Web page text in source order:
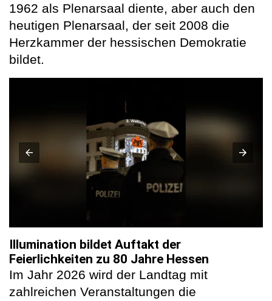
1962 als Plenarsaal diente, aber auch den
heutigen Plenarsaal, der seit 2008 die
Herzkammer der hessischen Demokratie
bildet.
Illumination bildet Auftakt der
Feierlichkeiten zu 80 Jahre Hessen
Im Jahr 2026 wird der Landtag mit
zahlreichen Veranstaltungen die